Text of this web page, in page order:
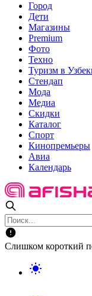
Город
Дети
Магазины
Premium
Фото
Техно
Туризм в
Стендап
Мода
Медиа
Скидки
Каталог
Спорт
Кинопремьеры
Авиа
Календарь
Слишком короткий